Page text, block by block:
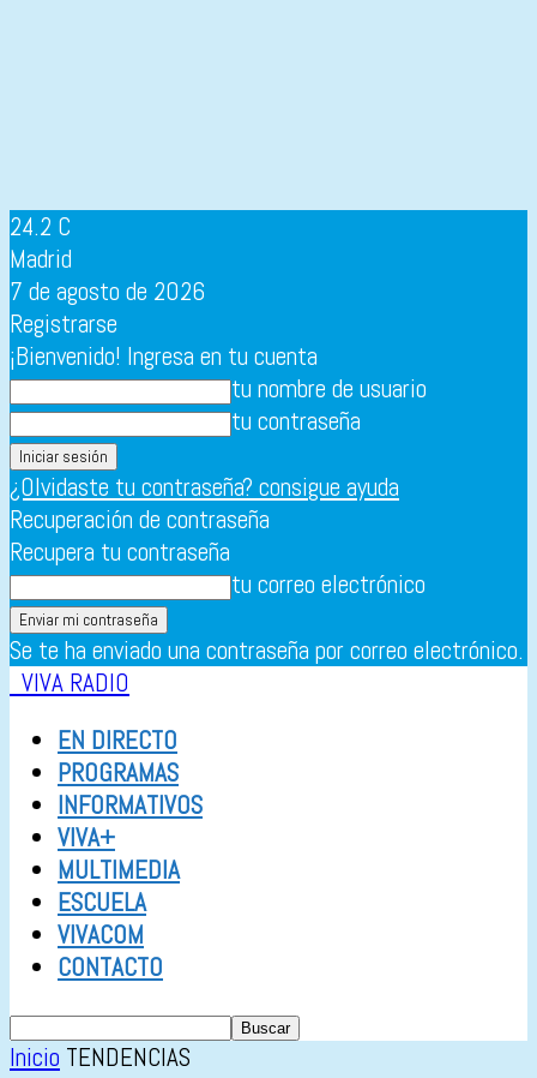
24.2 C
Madrid
7 de agosto de 2026
Registrarse
¡Bienvenido! Ingresa en tu cuenta
tu nombre de usuario
tu contraseña
¿Olvidaste tu contraseña? consigue ayuda
Recuperación de contraseña
Recupera tu contraseña
tu correo electrónico
Se te ha enviado una contraseña por correo electrónico.
VIVA RADIO
EN DIRECTO
PROGRAMAS
INFORMATIVOS
VIVA+
MULTIMEDIA
ESCUELA
VIVACOM
CONTACTO
Inicio TENDENCIAS